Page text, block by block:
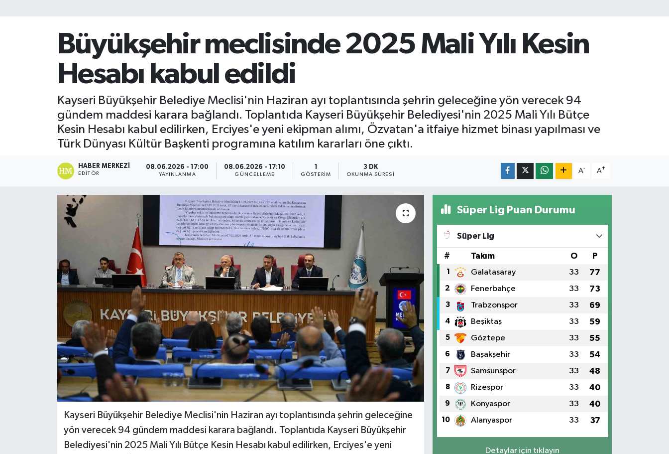
Büyükşehir meclisinde 2025 Mali Yılı Kesin
Hesabı kabul edildi
Kayseri Büyükşehir Belediye Meclisi'nin Haziran ayı toplantısında şehrin geleceğine yön verecek 94
gündem maddesi karara bağlandı. Toplantıda Kayseri Büyükşehir Belediyesi'nin 2025 Mali Yılı Bütçe
Kesin Hesabı kabul edilirken, Erciyes'e yeni ekipman alımı, Özvatan'a itfaiye hizmet binası yapılması ve
Türk Dünyası Kültür Başkenti programına katılım kararları öne çıktı.
HABER MERKEZI
EDITÖR
08.06.2026 - 17:00
YAYINLANMA
08.06.2026 - 17:10
GÜNCELLEME GÖSTERIM
3 DK
OKUNMA SÜRESI
A- A+
Kayseri Büyükşehir Belediye Meclisi'nin Haziran ayı toplantısında şehrin geleceğine
yön verecek 94 gündem maddesi karara bağlandı. Toplantıda Kayseri Büyükşehir
Belediyesi'nin 2025 Mali Yılı Bütçe Kesin Hesabı kabul edilirken, Erciyes'e yeni
Süper Lig Puan Durumu
Süper Lig
# Takım O P
1 Galatasaray 33 77
2 Fenerbahçe 33 73
3 Trabzonspor 33 69
4 Beşiktaş 33 59
5 Göztepe 33 55
6 Başakşehir 33 54
7 Samsunspor 33 48
8 Rizespor 33 40
9 Konyaspor 33 40
10 Alanyaspor 33 37
Detaylar için tıklayın